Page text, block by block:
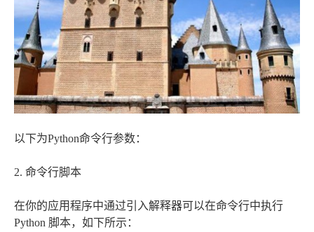
以下为Python命令行参数：
2. 命令行脚本
在你的应用程序中通过引入解释器可以在命令行中执行
Python 脚本，如下所示：